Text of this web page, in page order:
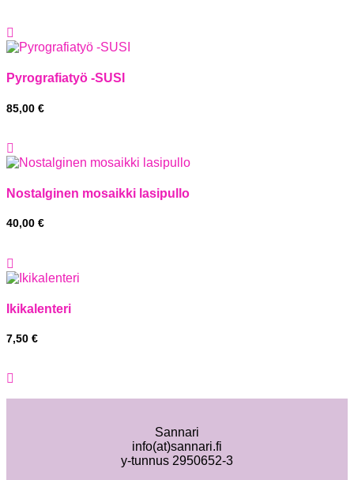
Pyrografiatyö -SUSI
85,00 €
Nostalginen mosaikki lasipullo
40,00 €
Ikikalenteri
7,50 €
Sannari
info(at)sannari.fi
y-tunnus 2950652-3